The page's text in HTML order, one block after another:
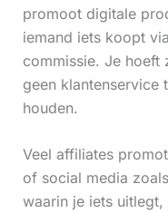
promoot digitale
iemand iets koopt
commissie. Je hoeft
geen klantenservice
houden.
Veel affiliates
of social media
waarin je iets